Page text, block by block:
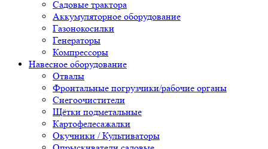
Садовые трактора
Аккумуляторное оборудование
Газонокосилки
Генераторы
Компрессоры
Навесное оборудование
Отвалы
Фронтальные погрузчики/рабочие органы
Снегоочистители
Щётки подметальные
Картофелесажалки
Окучники / Культиваторы